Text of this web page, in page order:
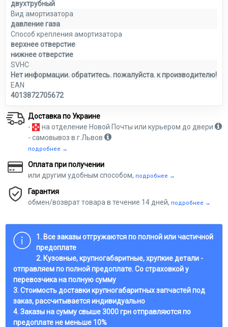
двухтрубный
Вид амортизатора
давление газа
Способ крепления амортизатора
верхнее отверстие
нижнее отверстие
SVHC
Нет информации. обратитесь. пожалуйста. к производителю!
EAN
4013872705672
Доставка по Украине
-
на отделение Новой Почты или курьером до двери
- самовывоз в г.Львов
подробнее →
Оплата при получении
или другим удобным способом, подробнее →
Гарантия
обмен/возврат товара в течение 14 дней, подробнее →
1. Все заказы отгружаются по полной или частичной
предоплате
2. Кузовные, крупногабаритные, хрупкие детали -
отправляем по полной предоплате. Со страховкой у
перевозчика на полную сумму
3. Стоимость доставки крупногабаритных запчастей под
заказ, рассчитывается индивидуально
4. Заказы на сумму свыше 3000 грн отправляются по
предоплате не меньше 10%